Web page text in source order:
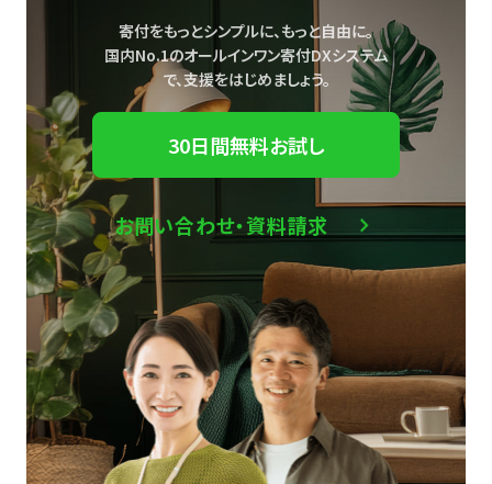
寄付をもっとシンプルに、もっと自由に。
国内No.1のオールインワン寄付DXシステム
で、支援をはじめましょう。
30日間無料お試し
お問い合わせ・資料請求